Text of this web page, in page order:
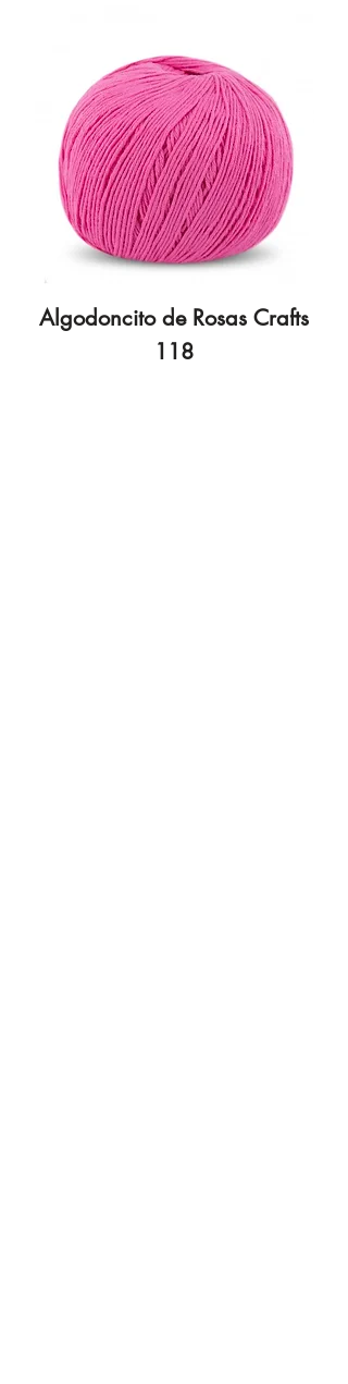
Algodoncito de Rosas Crafts
118